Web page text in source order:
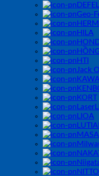
Geo-
HILA
HTI
Jack
KORT
LIOA
NITTO